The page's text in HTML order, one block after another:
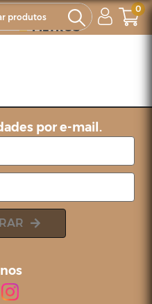
0
FILTROS
por e-mail.